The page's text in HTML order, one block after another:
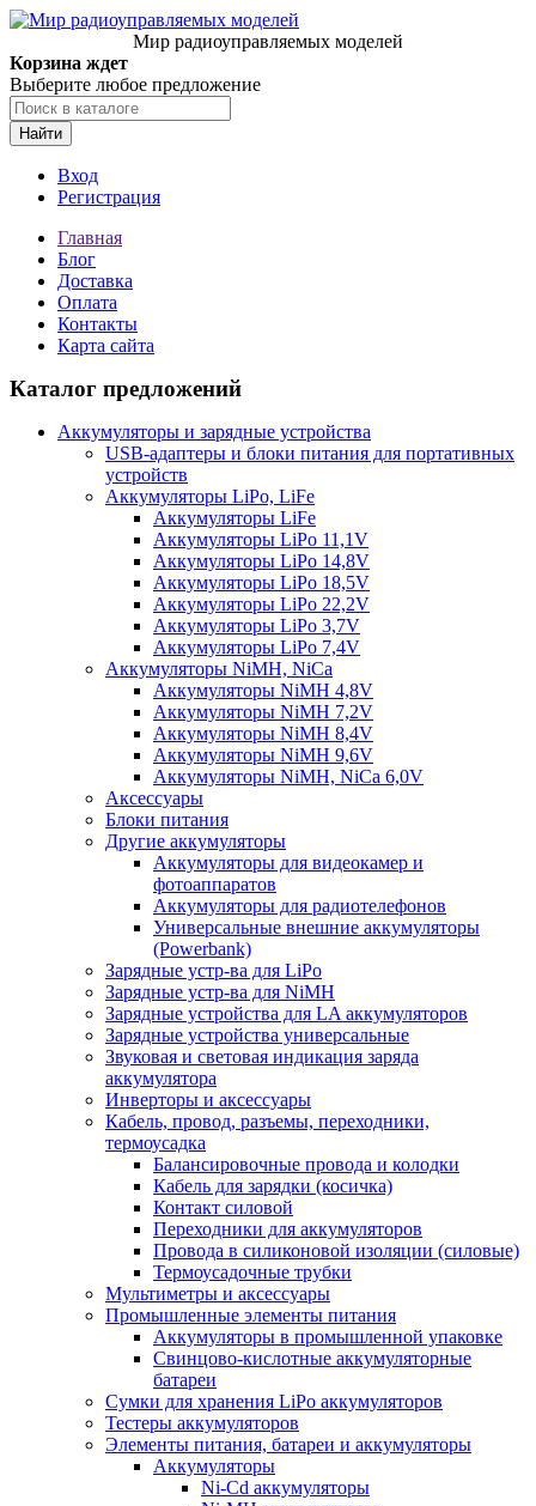
Мир радиоуправляемых моделей
Корзина ждет
Выберите любое предложение
Найти
Вход
Регистрация
Главная
Блог
Доставка
Оплата
Контакты
Карта сайта
Каталог предложений
Аккумуляторы и зарядные устройства
USB-адаптеры и блоки питания для портативных
устройств
Аккумуляторы LiPo, LiFe
Аккумуляторы LiFe
Аккумуляторы LiPo 11,1V
Аккумуляторы LiPo 14,8V
Аккумуляторы LiPo 18,5V
Аккумуляторы LiPo 22,2V
Аккумуляторы LiPo 3,7V
Аккумуляторы LiPo 7,4V
Аккумуляторы NiMH, NiCa
Аккумуляторы NiMH 4,8V
Аккумуляторы NiMH 7,2V
Аккумуляторы NiMH 8,4V
Аккумуляторы NiMH 9,6V
Аккумуляторы NiMH, NiCa 6,0V
Аксессуары
Блоки питания
Другие аккумуляторы
Аккумуляторы для видеокамер и
фотоаппаратов
Аккумуляторы для радиотелефонов
Универсальные внешние аккумуляторы
(Powerbank)
Зарядные устр-ва для LiPo
Зарядные устр-ва для NiMH
Зарядные устройства для LA аккумуляторов
Зарядные устройства универсальные
Звуковая и световая индикация заряда
аккумулятора
Инверторы и аксессуары
Кабель, провод, разъемы, переходники,
термоусадка
Балансировочные провода и колодки
Кабель для зарядки (косичка)
Контакт силовой
Переходники для аккумуляторов
Провода в силиконовой изоляции (силовые)
Термоусадочные трубки
Мультиметры и аксессуары
Промышленные элементы питания
Аккумуляторы в промышленной упаковке
Свинцово-кислотные аккумуляторные
батареи
Сумки для хранения LiPo аккумуляторов
Тестеры аккумуляторов
Элементы питания, батареи и аккумуляторы
Аккумуляторы
Ni-Cd аккумуляторы